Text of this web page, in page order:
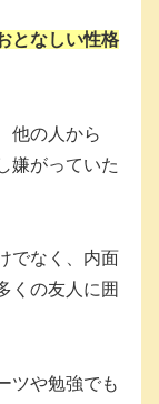
となしい性格
他の人から
嫌がっていた
でなく、内面
くの友人に囲
ツや勉強でも